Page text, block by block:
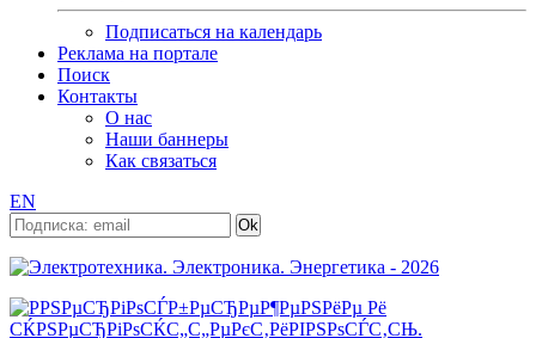
Подписаться на календарь
Реклама на портале
Поиск
Контакты
О нас
Наши баннеры
Как связаться
EN